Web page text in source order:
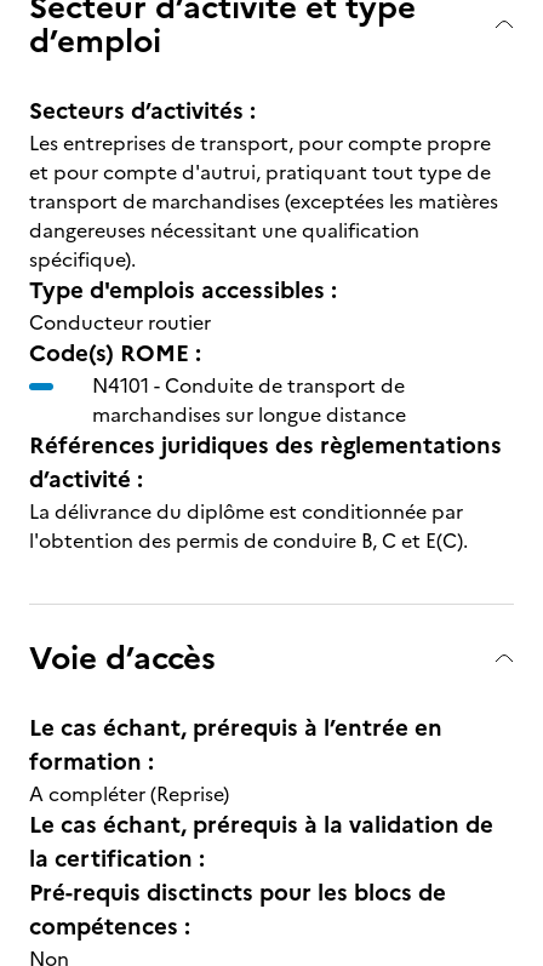
d’emploi
Secteurs d’activités :
Les entreprises de transport, pour compte propre
et pour compte d'autrui, pratiquant tout type de
transport de marchandises (exceptées les matières
dangereuses nécessitant une qualification
spécifique).
Type d'emplois accessibles :
Conducteur routier
Code(s) ROME :
N4101 -Conduite de transport de
marchandises sur longue distance
Références juridiques des règlementations
d’activité :
La délivrance du diplôme est conditionnée par
l'obtention des permis de conduire B, C et E(C).
Voie d’accès
Le cas échant, prérequis à l’entrée en
formation :
A compléter (Reprise)
Le cas échant, prérequis à la validation de
la certification :
Pré-requis disctincts pour les blocs de
compétences :
Non